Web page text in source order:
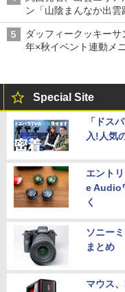
ン「山陰まんなか出雲
ダッフィークッキー
年×秋イベント連動メ
Special Site
「ドス
入!人気
エント
e Audio
く
ソニー
まとめ
マウス